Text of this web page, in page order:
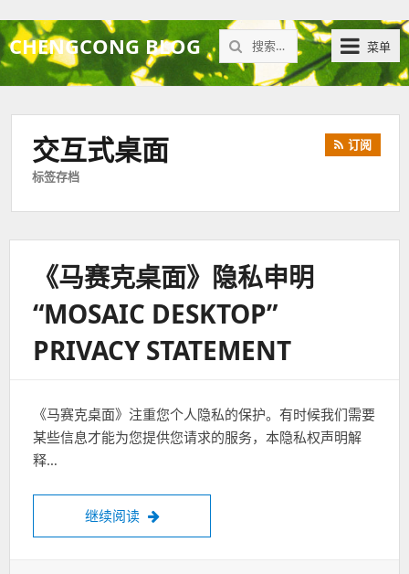
CHENGCONG BLOG
搜
索：
菜单
交互式桌面
标签存档
订阅
《马赛克桌面》隐私申明
“MOSAIC DESKTOP”
PRIVACY STATEMENT
《马赛克桌面》注重您个人隐私的保护。有时候我们需要
某些信息才能为您提供您请求的服务，本隐私权声明解
释…
继续阅读 《马赛克桌面》隐私申明 “Mosaic